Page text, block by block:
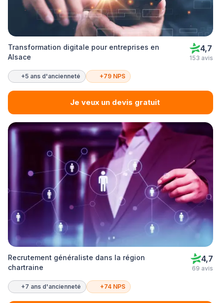
Transformation digitale pour entreprises en
Alsace
4,7
153 avis
+5 ans d'ancienneté +79 NPS
Je veux un devis gratuit
Recrutement généraliste dans la région
chartraine
4,7
69 avis
+7 ans d'ancienneté +74 NPS